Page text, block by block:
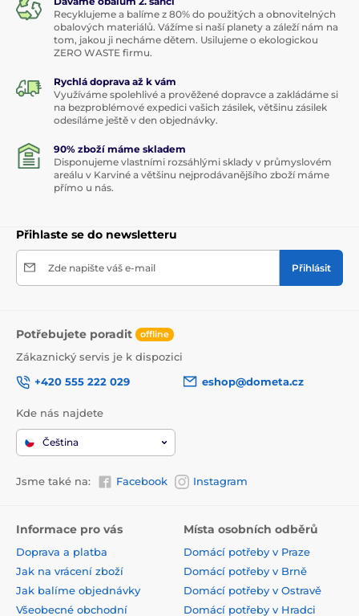
Recyklujeme a balíme z 80% do použitých a obnovitelných
obalových materiálů. Vážíme si naší planety a záleží nám na
tom, jakou ji necháme dětem. Usilujeme o ekologickou
ZERO WASTE firmu.
Rychlá doprava až k vám
Využíváme spolehlivé a prověžené dopravce a zakládáme si
na bezproblémové expedici vašich zásilek, většinu zásilek
odesíláme ještě v den objednávky.
90% zboží máme skladem
Disponujeme vlastními rozsáhlými sklady v průmyslovém
areálu v Karviné a většinu nejprodávanějšího zboží máme
přímo u nás.
Přihlaste se do newsletteru
Zde napište váš e-mail Přihlásit
Potřebujete poradit offline
Zákaznický servis je k dispozici
+420 555 222 029
eshop@dometa.cz
Kde nás najdete
Čeština
Jsme také na: Facebook Instagram
Informace pro vás
Doprava a platba
Jak na vrácení zboží
Jak balíme objednávky
Všeobecné obchodní
Místa osobních odběrů
Domácí potřeby v Praze
Domácí potřeby v Brně
Domácí potřeby v Ostravě
Domácí potřeby v Hradci